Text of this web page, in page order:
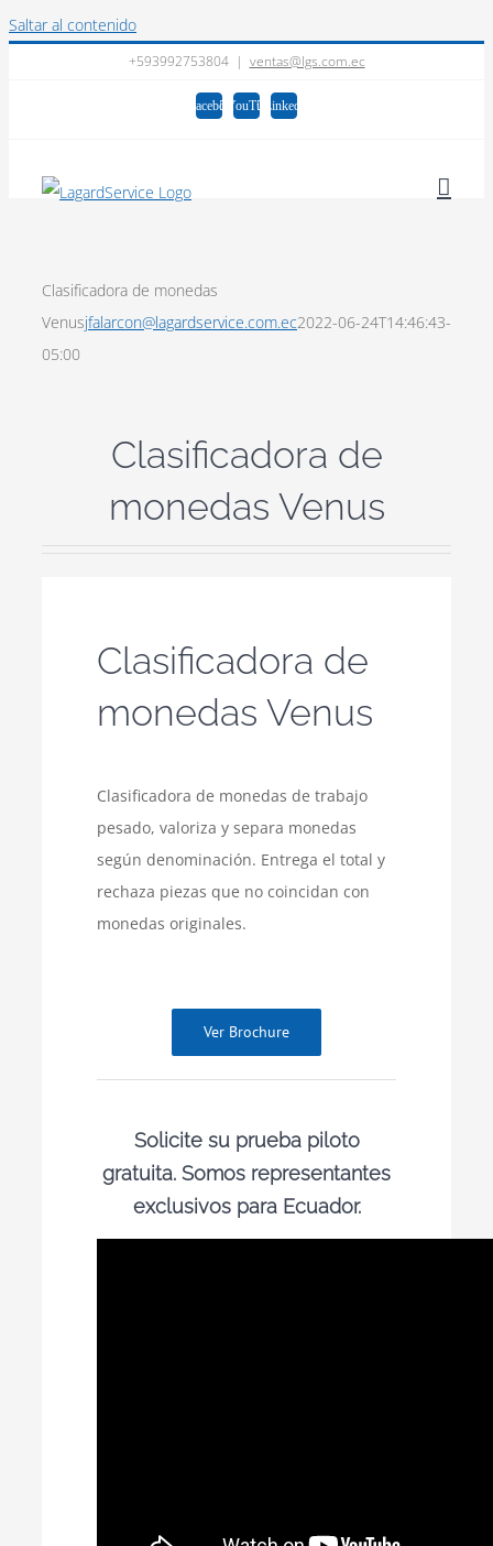
Saltar al contenido
+593992753804 | ventas@lgs.com.ec
FacebookYouTubeLinkedIn
Clasificadora de monedas
Venusjfalarcon@lagardservice.com.ec2022-06-24T14:46:43-
05:00
Clasificadora de
monedas Venus
Clasificadora de
monedas Venus
Clasificadora de monedas de trabajo
pesado, valoriza y separa monedas
según denominación. Entrega el total y
rechaza piezas que no coincidan con
monedas originales.
Ver Brochure
Solicite su prueba piloto
gratuita. Somos representantes
exclusivos para Ecuador.